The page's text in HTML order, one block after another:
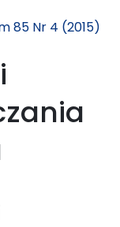
85 Nr 4 (2015)